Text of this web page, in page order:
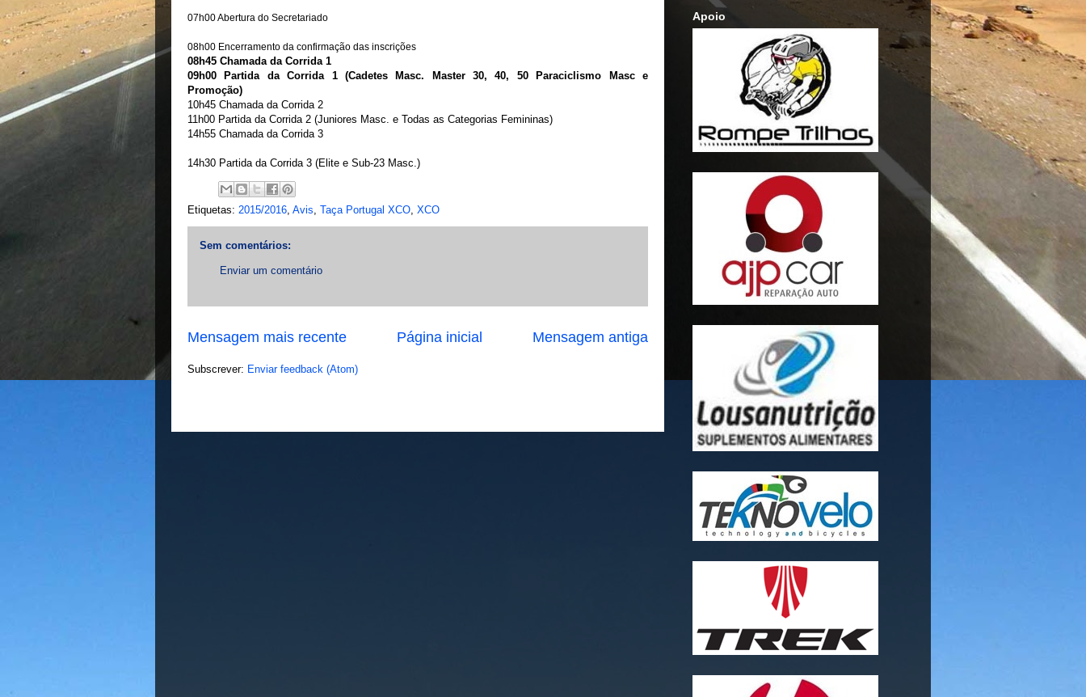
07h00 Abertura do Secretariado
08h00 Encerramento da confirmação das inscrições
08h45 Chamada da Corrida 1
09h00 Partida da Corrida 1 (Cadetes Masc. Master 30, 40, 50 Paraciclismo Masc e
Promoção)
10h45 Chamada da Corrida 2
11h00 Partida da Corrida 2 (Juniores Masc. e Todas as Categorias Femininas)
14h55 Chamada da Corrida 3
14h30 Partida da Corrida 3 (Elite e Sub-23 Masc.)
Etiquetas: 2015/2016, Avis, Taça Portugal XCO, XCO
Sem comentários:
Enviar um comentário
Mensagem mais recente Mensagem antiga
Página inicial
Subscrever: Enviar feedback (Atom)
Apoio